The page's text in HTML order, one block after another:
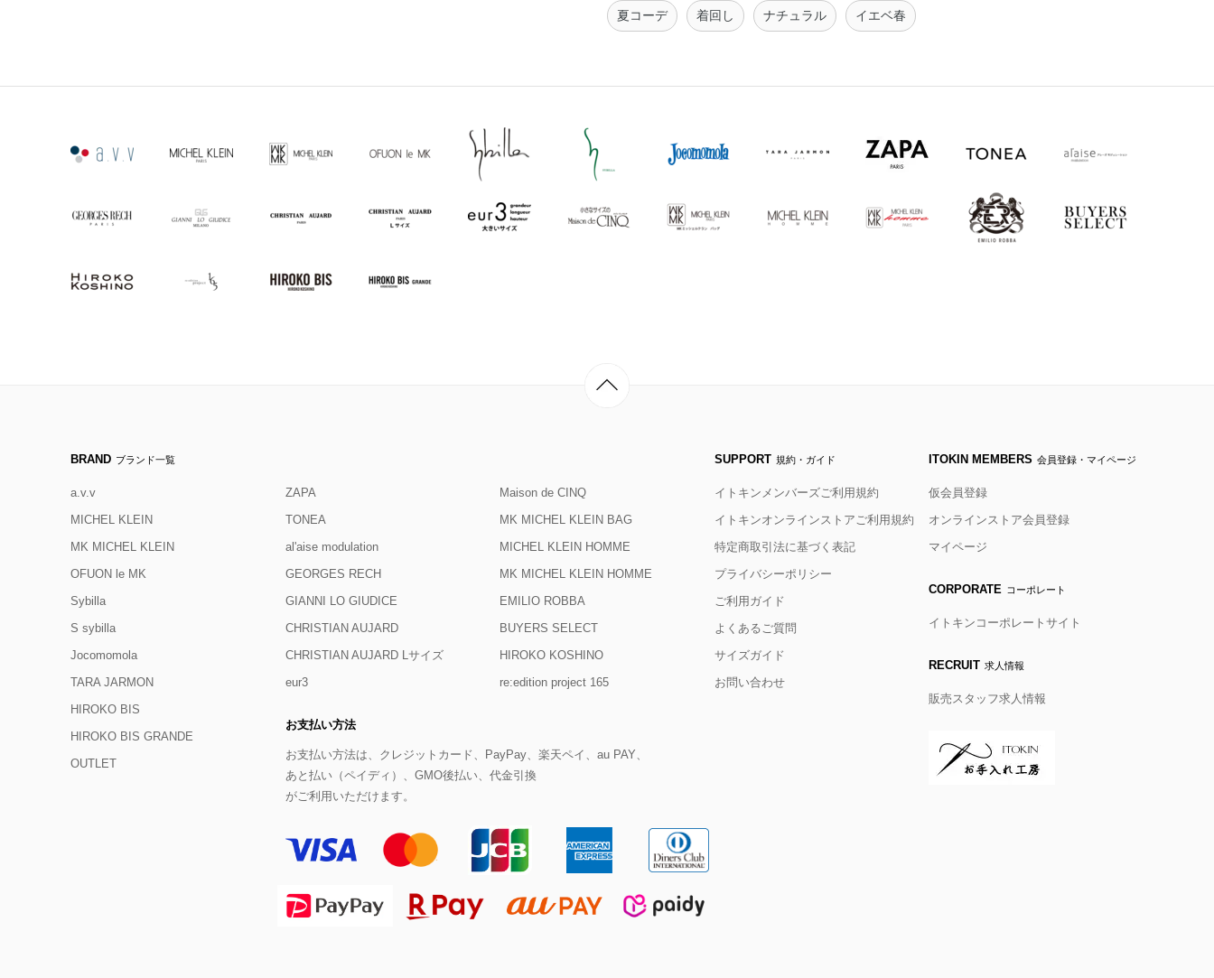
夏コーデ 着回し ナチュラル イエベ春
BRAND ブランド一覧
a.v.v
MICHEL KLEIN
MK MICHEL KLEIN
OFUON le MK
Sybilla
S sybilla
Jocomomola
TARA JARMON
ZAPA
TONEA
al'aise modulation
GEORGES RECH
GIANNI LO GIUDICE
CHRISTIAN AUJARD
CHRISTIAN AUJARD Lサイズ
eur3
Maison de CINQ
MK MICHEL KLEIN BAG
MICHEL KLEIN HOMME
MK MICHEL KLEIN HOMME
EMILIO ROBBA
BUYERS SELECT
HIROKO KOSHINO
re:edition project 165
HIROKO BIS
HIROKO BIS GRANDE
OUTLET
お支払い方法
お支払い方法は、クレジットカード、PayPay、楽天ペイ、au PAY、
あと払い（ペイディ）、GMO後払い、代金引換
がご利用いただけます。
SUPPORT 規約・ガイド
イトキンメンバーズご利用規約
イトキンオンラインストアご利用規約
特定商取引法に基づく表記
プライバシーポリシー
ご利用ガイド
よくあるご質問
サイズガイド
お問い合わせ
ITOKIN MEMBERS 会員登録・マイページ
仮会員登録
オンラインストア会員登録
マイページ
CORPORATE コーポレート
イトキンコーポレートサイト
RECRUIT 求人情報
販売スタッフ求人情報